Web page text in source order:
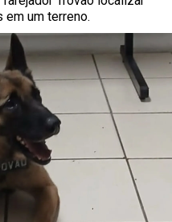
um terreno.